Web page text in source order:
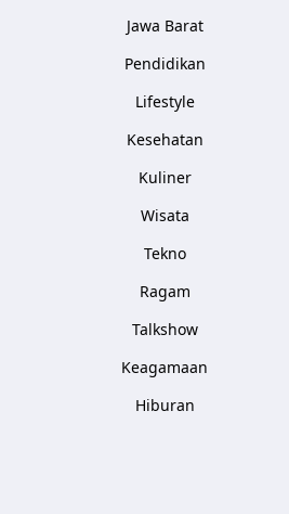
Jawa Barat
Pendidikan
Lifestyle
Kesehatan
Kuliner
Wisata
Tekno
Ragam
Talkshow
Keagamaan
Hiburan